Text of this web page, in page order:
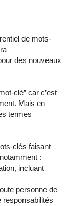
de mots-
des nouveaux
clé” car c’est
Mais en
termes
clés faisant
:
incluant
personne de
responsabilités